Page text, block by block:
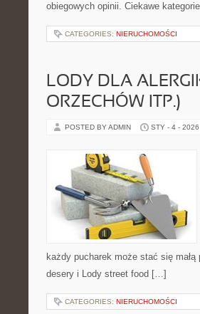
obiegowych opinii. Ciekawe
CATEGORIES: NIERUCHOMOŚCI
LODY DLA
ORZECHÓW ITP.)
POSTED BY ADMIN STY - 4 - 2026
każdy pucharek może stać się
desery i Lody street food […]
CATEGORIES: NIERUCHOMOŚCI